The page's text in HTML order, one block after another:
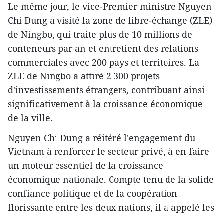
Le même jour, le vice-Premier ministre Nguyen
Chi Dung a visité la zone de libre-échange (ZLE)
de Ningbo, qui traite plus de 10 millions de
conteneurs par an et entretient des relations
commerciales avec 200 pays et territoires. La
ZLE de Ningbo a attiré 2 300 projets
d'investissements étrangers, contribuant ainsi
significativement à la croissance économique
de la ville.
Nguyen Chi Dung a réitéré l'engagement du
Vietnam à renforcer le secteur privé, à en faire
un moteur essentiel de la croissance
économique nationale. Compte tenu de la solide
confiance politique et de la coopération
florissante entre les deux nations, il a appelé les